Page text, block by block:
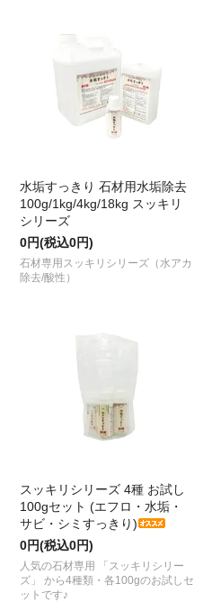
水垢すっきり 石材用水垢除去
100g/1kg/4kg/18kg スッキリ
シリーズ
0円(税込0円)
石材専用スッキリシリーズ（水アカ
除去/酸性）
スッキリシリーズ 4種 お試し
100gセット (エフロ・水垢・
サビ・シミすっきり)
0円(税込0円)
人気の石材専用 「スッキリシリー
ズ」 から4種類・各100gのお試しセ
ットです♪